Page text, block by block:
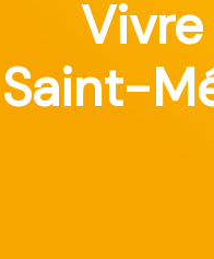
Saint-